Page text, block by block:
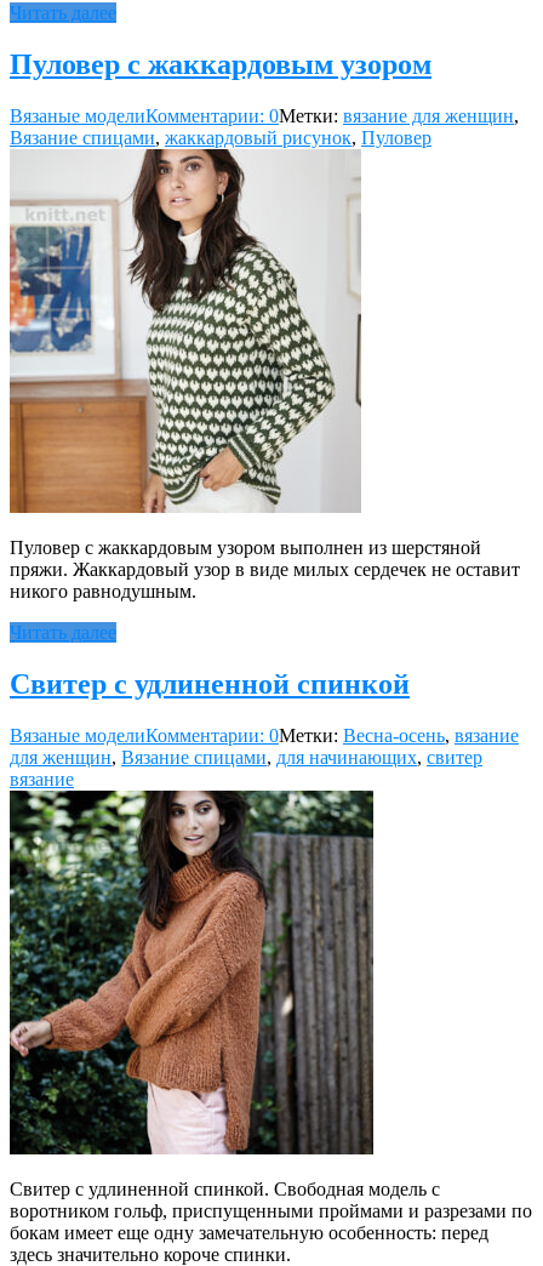
Читать далее
Пуловер с жаккардовым узором
Вязаные моделиКомментарии: 0Метки: вязание для женщин,
Вязание спицами, жаккардовый рисунок, Пуловер
Пуловер с жаккардовым узором выполнен из шерстяной
пряжи. Жаккардовый узор в виде милых сердечек не оставит
никого равнодушным.
Читать далее
Свитер с удлиненной спинкой
Вязаные моделиКомментарии: 0Метки: Весна-осень, вязание
для женщин, Вязание спицами, для начинающих, свитер
вязание
Свитер с удлиненной спинкой. Свободная модель с
воротником гольф, приспущенными проймами и разрезами по
бокам имеет еще одну замечательную особенность: перед
здесь значительно короче спинки.